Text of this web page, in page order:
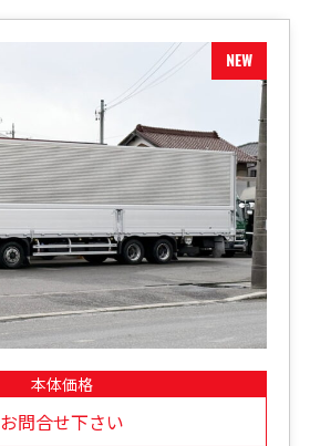
本体価格
お問合せ下さい